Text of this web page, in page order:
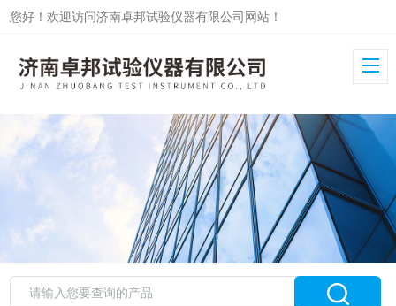
您好！欢迎访问济南卓邦试验仪器有限公司网站！